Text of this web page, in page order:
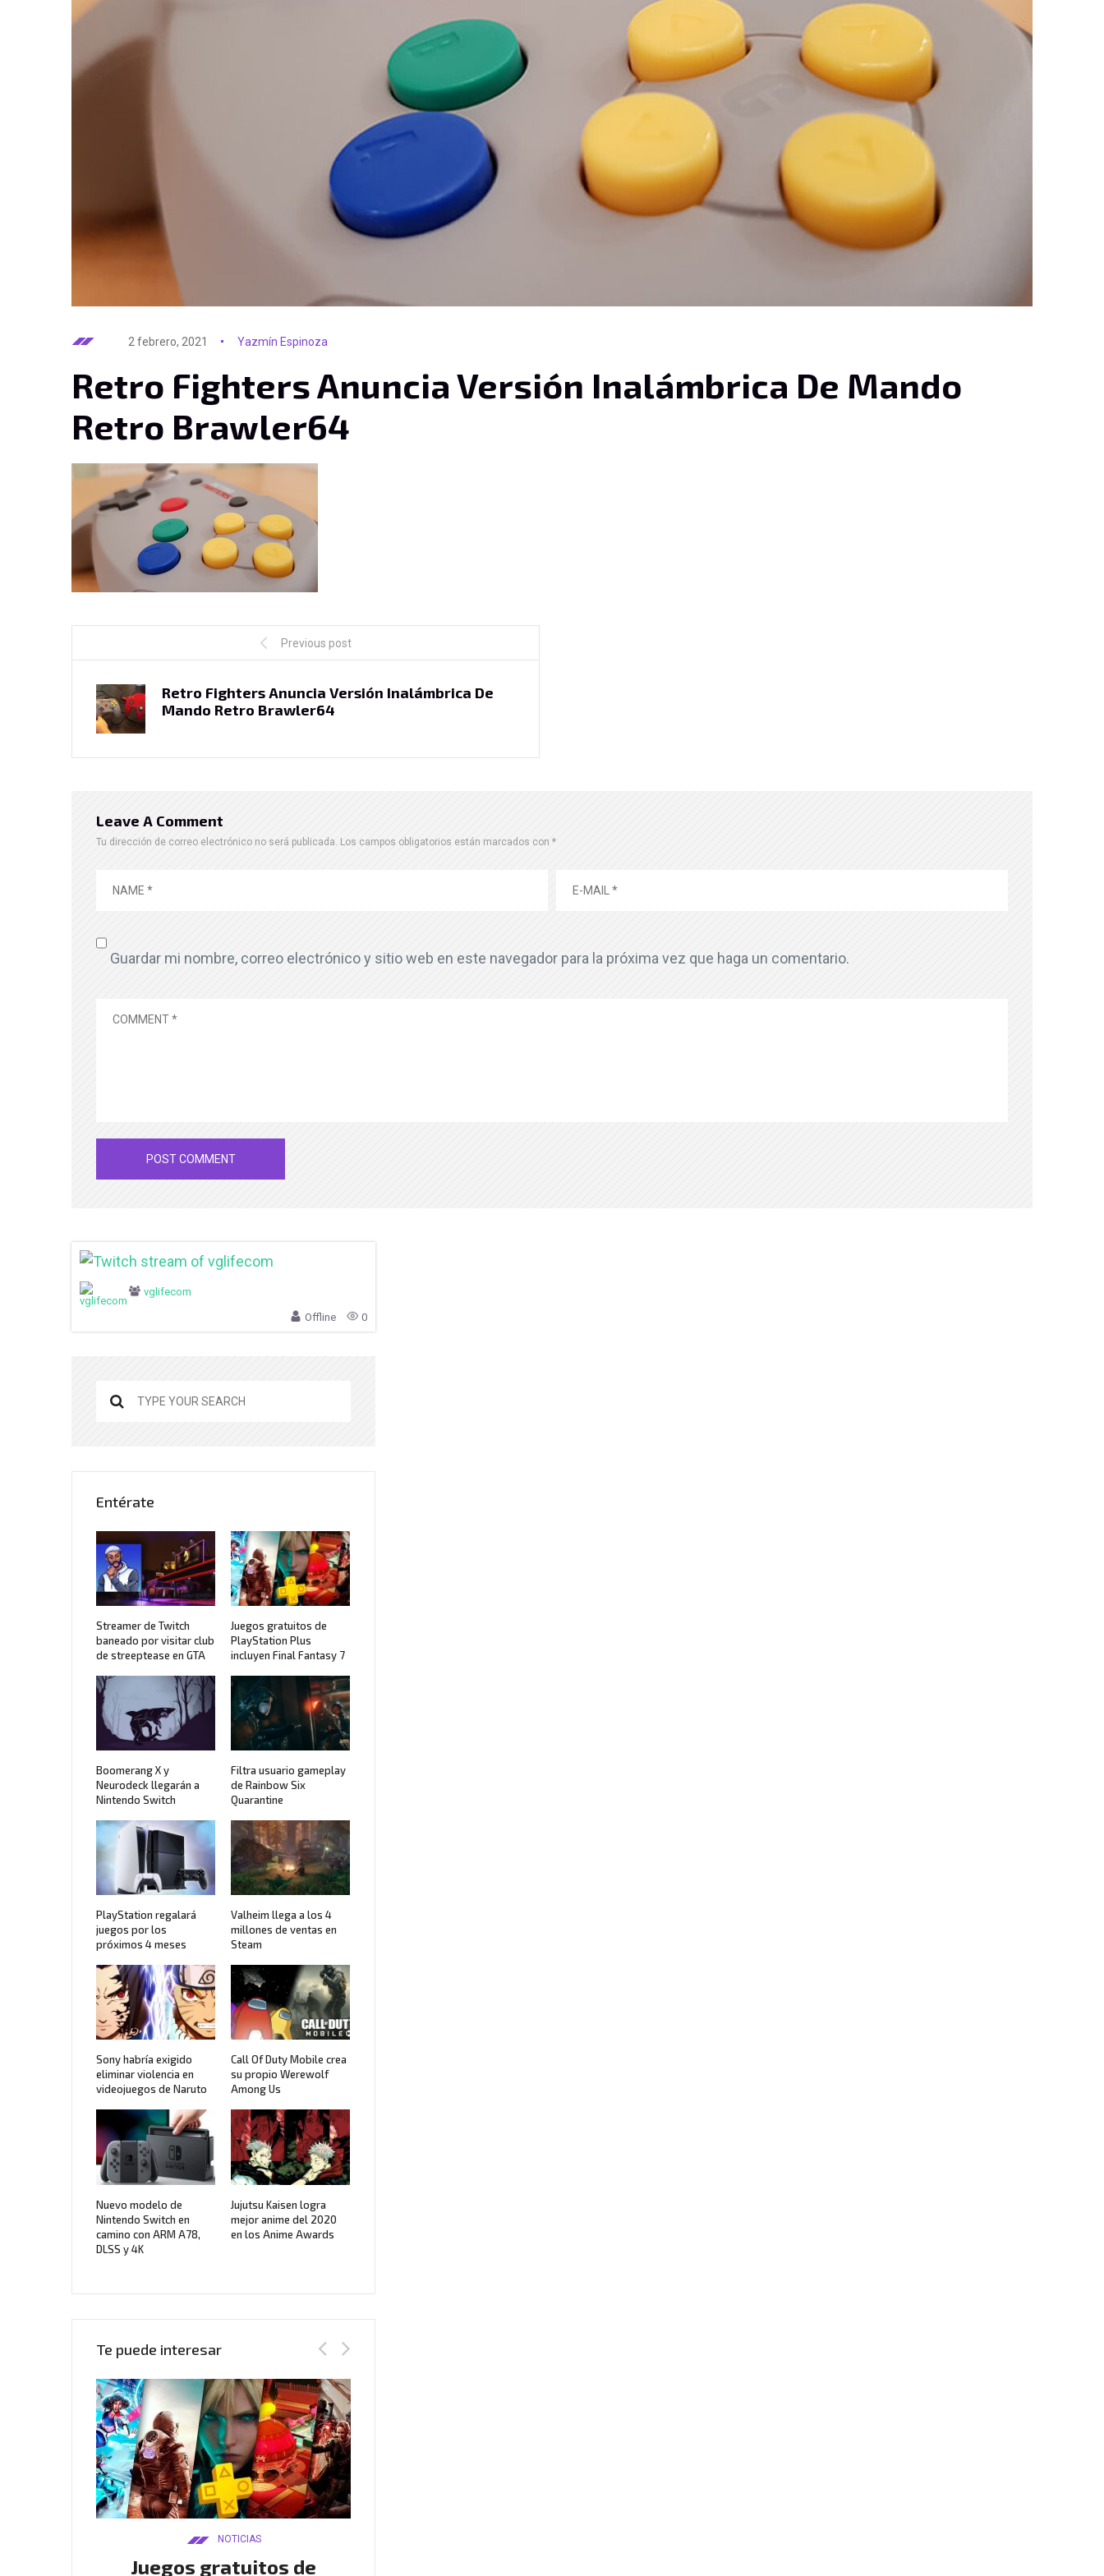
2 febrero, 2021 Yazmín Espinoza
Retro Fighters Anuncia Versión Inalámbrica De Mando
Retro Brawler64
Previous post
Retro Fighters Anuncia Versión Inalámbrica De
Mando Retro Brawler64
Leave A Comment
Tu dirección de correo electrónico no será publicada. Los campos obligatorios están marcados con *
Guardar mi nombre, correo electrónico y sitio web en este navegador para la próxima vez que haga un comentario.
vglifecom
Offline 0
Entérate
Streamer de Twitch
baneado por visitar club
de streeptease en GTA
Juegos gratuitos de
PlayStation Plus
incluyen Final Fantasy 7
Boomerang X y
Neurodeck llegarán a
Nintendo Switch
Filtra usuario gameplay
de Rainbow Six
Quarantine
PlayStation regalará
juegos por los
próximos 4 meses
Valheim llega a los 4
millones de ventas en
Steam
Sony habría exigido
eliminar violencia en
videojuegos de Naruto
Call Of Duty Mobile crea
su propio Werewolf
Among Us
Nuevo modelo de
Nintendo Switch en
camino con ARM A78,
DLSS y 4K
Jujutsu Kaisen logra
mejor anime del 2020
en los Anime Awards
Te puede interesar
NOTICIAS
Juegos gratuitos de